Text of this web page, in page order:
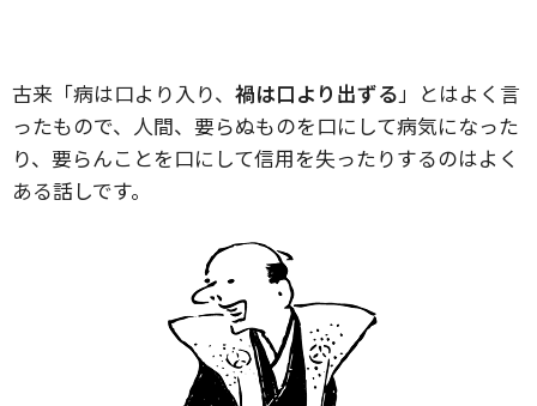
古来「病は口より入り、 禍は口より出ずる」とはよく言
ったもので、人間、要らぬものを口にして病気になった
り、要らんことを口にして信用を失ったりするのはよく
ある話しです。